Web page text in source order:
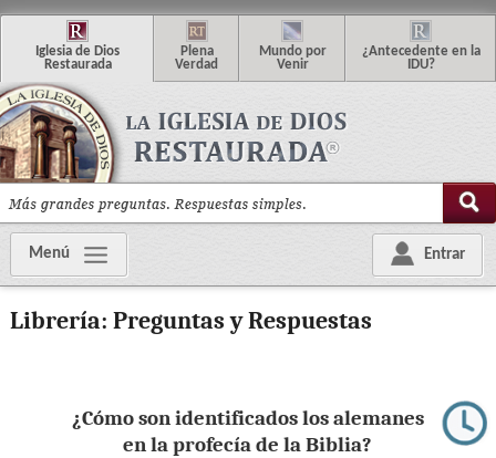
glesia de Dios
Restaurada
Plena
Verdad
Mundo por
Venir
¿Antecedente en la
IDU?
Entrar
Menú
Librería: Preguntas y Respuestas
¿Cómo son identificados los alemanes
en la profecía de la Biblia?